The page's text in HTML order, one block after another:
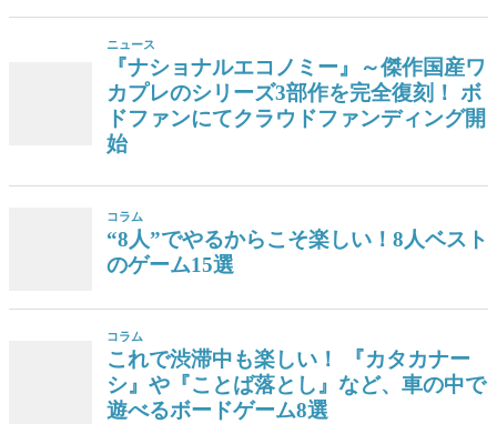
ニュース
『ナショナルエコノミー』～傑作国産ワ
カプレのシリーズ3部作を完全復刻！ ボ
ドファンにてクラウドファンディング開
始
コラム
“8人”でやるからこそ楽しい！8人ベスト
のゲーム15選
コラム
これで渋滞中も楽しい！ 『カタカナー
シ』や『ことば落とし』など、車の中で
遊べるボードゲーム8選